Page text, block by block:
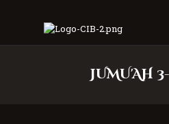
Centre